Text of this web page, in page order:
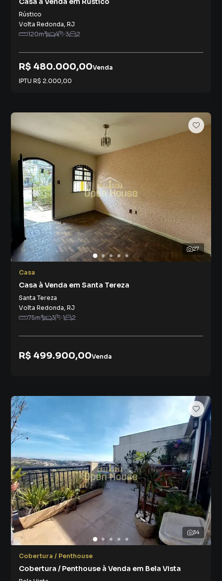
Rústico
Volta Redonda, RJ
120m² 4 3 2
R$ 480.000,00Venda
IPTU R$ 2.000,00
27
Casa
Casa à Venda em Santa Tereza
Santa Tereza
Volta Redonda, RJ
75m² 3 1 2
R$ 499.900,00Venda
34
Cobertura / Penthouse
Cobertura / Penthouse à Venda em Bela Vista